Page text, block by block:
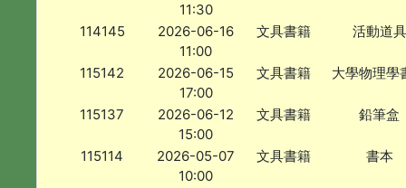
11:30
114145
2026-06-16
11:00
文具書籍 活動道具
115142
2026-06-15
17:00
文具書籍 大學物理學
115137
2026-06-12
15:00
文具書籍 鉛筆盒
115114
2026-05-07
10:00
文具書籍 書本